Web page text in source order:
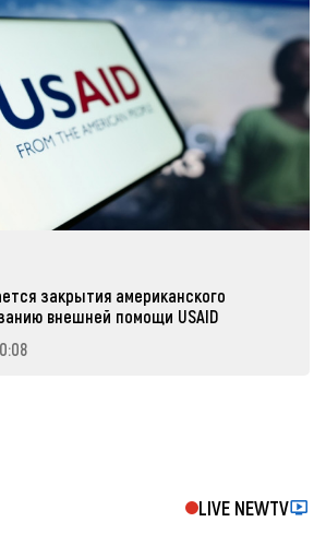
закрытия американского
внешней помощи USAID
LIVE NEWTV